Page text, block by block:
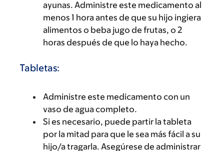
ayunas. Administre este medicamento al
menos 1 hora antes de que su hijo ingiera
alimentos o beba jugo de frutas, o 2
horas después de que lo haya hecho.
Tabletas:
Administre este medicamento con un
vaso de agua completo.
Si es necesario, puede partir la tableta
por la mitad para que le sea más fácil a su
hijo/a tragarla. Asegúrese de administrar